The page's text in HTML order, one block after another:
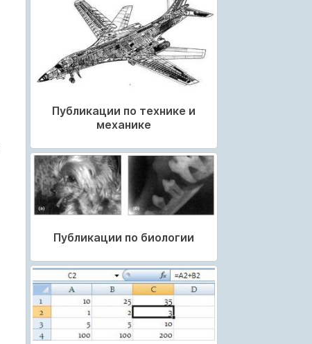
Публикации по технике и
механике
Публикации по биологии